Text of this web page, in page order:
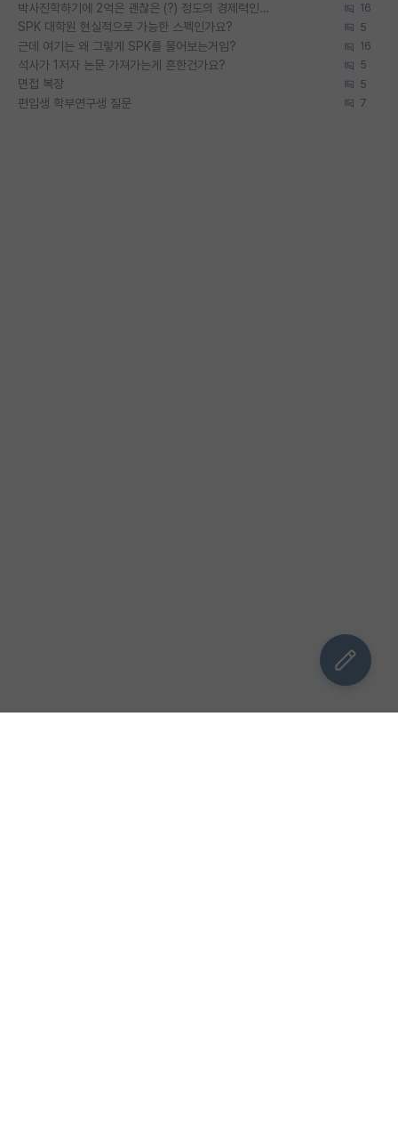
박사진학하기에 2억은 괜찮은 (?) 정도의 경제력인가요 16
SPK 대학원 현실적으로 가능한 스펙인가요? 5
근데 여기는 왜 그렇게 SPK를 물어보는거임? 16
석사가 1저자 논문 가져가는게 흔한건가요? 5
면접 복장 5
편입생 학부연구생 질문 7